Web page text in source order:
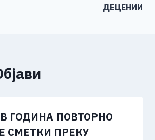
ДЕЦЕНИИ
ГОДИНА ПОВТОРНО
СМЕТКИ ПРЕКУ